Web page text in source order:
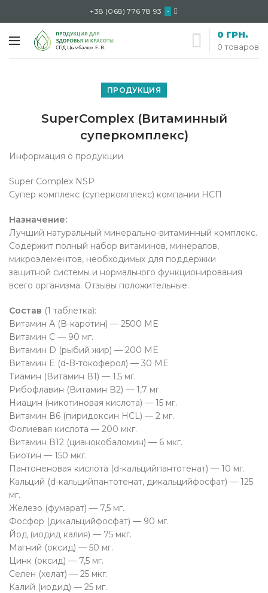
+38 (068) 776 78 93 •
0 товаров
0 ГРН.
ПРОДУКЦИЯ
SuperComplex (Витаминный
суперкомплекс)
Информация о продукции
Super Complex NSP
Супер комплекс (суперкомплекс) компании НСП
Назначение:
Лучший натуральный минерально-витаминный комплекс.
Содержит полный набор витаминов, минералов,
микроэлементов, необходимых для поддержки
защитной системы и нормального функционирования
всего организма. Отзывы положительные.
Состав (1 таблетка):
Витамин А (В-каротин) — 2500 МЕ
Витамин С — 90 мг.
Витамин D (рыбий жир) — 200 МЕ
Витамин E (d-B-токоферол) — 30 МЕ
Тиамин (Витамин В1) — 1,5 мг.
Рибофлавин (Витамин В2) — 1,7 мг.
Ниацин (никотиновая кислота) — 15 мг.
Витамин В6 (пиридоксин HCL) — 2 мг.
Фолиевая кислота — 200 мкг.
Витамин В12 (цианокобаломин) — 6 мкг.
Биотин — 150 мкг.
Пантоненовая кислота (d-кальцийпантотенат) — 10 мг.
Кальций (d-кальцийпантотенат, дикальцийфосфат) — 125
мг.
Железо (фумарат) — 7,5 мг.
Фосфор (дикальцийфосфат) — 90 мг.
Йод (иодид калия) — 75 мкг.
Магний (оксид) — 50 мг.
Цинк (оксид) — 7,5 мг.
Селен (хелат) — 25 мкг.
Калий (иодид) — 25 мг.